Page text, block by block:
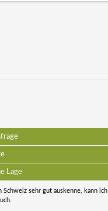
Lage
sehr gut auskenne, kann ich